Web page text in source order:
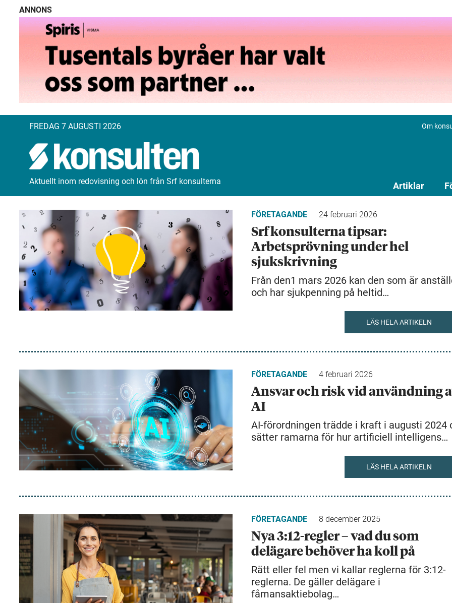
ANNONS
FREDAG 7 AUGUSTI 2026 Om
Aktuellt inom redovisning och lön från Srf konsulterna Artiklar
FÖRETAGANDE 24 februari 2026
Srf konsulterna tipsar:
Arbetsprövning under hel
sjukskrivning
Från den1 mars 2026 kan den som är
och har sjukpenning på heltid…
LÄS HELA ARTIKELN
FÖRETAGANDE 4 februari 2026
Ansvar och risk vid användning
AI
AI-förordningen trädde i kraft i augusti 2024
sätter ramarna för hur artificiell intelligens…
LÄS HELA ARTIKELN
FÖRETAGANDE 8 december 2025
Nya 3:12-regler – vad du som
delägare behöver ha koll på
Rätt eller fel men vi kallar reglerna för 3:12-
reglerna. De gäller delägare i
fåmansaktiebolag…